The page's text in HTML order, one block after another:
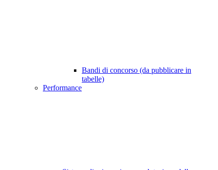
Bandi di concorso (da pubblicare in
tabelle)
Performance